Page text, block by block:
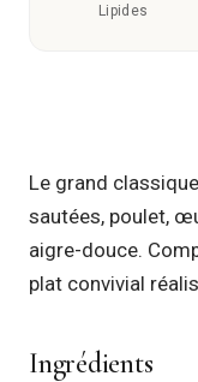
Lipides
Le grand
sautées, poulet,
aigre-douce.
plat convivial
Ingrédients